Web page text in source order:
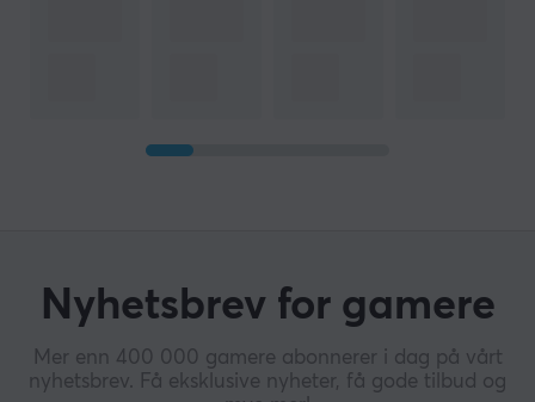
Nyhetsbrev for gamere
Mer enn 400 000 gamere abonnerer i dag på vårt
nyhetsbrev. Få eksklusive nyheter, få gode tilbud og